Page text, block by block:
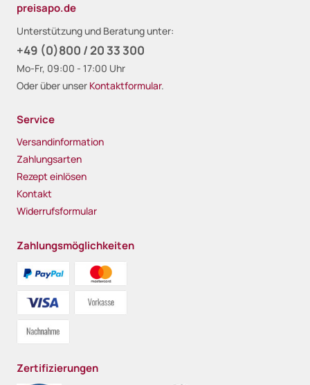
preisapo.de
Unterstützung und Beratung unter:
+49 (0)800 / 20 33 300
Mo-Fr, 09:00 - 17:00 Uhr
Oder über unser Kontaktformular.
Service
Versandinformation
Zahlungsarten
Rezept einlösen
Kontakt
Widerrufsformular
Zahlungsmöglichkeiten
Zertifizierungen